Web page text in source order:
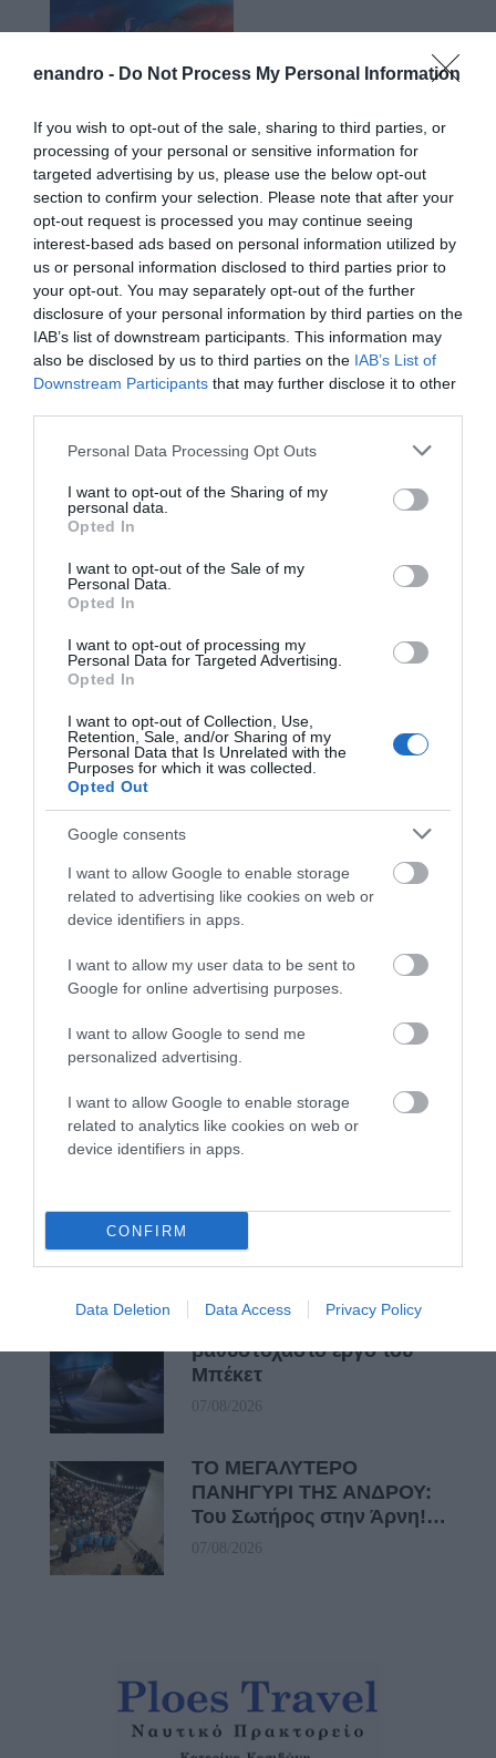
enandro - Do Not Process My Personal Information
If you wish to opt-out of the sale, sharing to third parties, or
processing of your personal or sensitive information for
targeted advertising by us, please use the below opt-out
section to confirm your selection. Please note that after your
opt-out request is processed you may continue seeing
interest-based ads based on personal information utilized by
us or personal information disclosed to third parties prior to
your opt-out. You may separately opt-out of the further
disclosure of your personal information by third parties on the
IAB’s list of downstream participants. This information may
also be disclosed by us to third parties on the IAB’s List of
Downstream Participants that may further disclose it to other
Please note that this website/app uses one or more Google
not limited to your visit or usage behaviour. You may click to
grant or deny consent to Google and its third-party tags to
use your data for below specified purposes in below Google
consent section.
Personal Data Processing Opt Outs
I want to opt-out of the Sharing of my
personal data.
Opted In
I want to opt-out of the Sale of my
Personal Data.
Opted In
I want to opt-out of processing my
Personal Data for Targeted Advertising.
Opted In
I want to opt-out of Collection, Use,
Retention, Sale, and/or Sharing of my
Personal Data that Is Unrelated with the
Purposes for which it was collected.
Opted Out
Google consents
I want to allow Google to enable storage
related to advertising like cookies on web or
device identifiers in apps.
I want to allow my user data to be sent to
Google for online advertising purposes.
I want to allow Google to send me
personalized advertising.
I want to allow Google to enable storage
related to analytics like cookies on web or
device identifiers in apps.
CONFIRM
Data Deletion Data Access Privacy Policy
Προτεινόμενα άρθρα
ΛΙΜΕΝΑΡΧΕΙΟ ΑΝΔΡΟΥ: Προσοχή από την Κυριακή
Γιατί οι Τούρκοι συρρέουν στα ελληνικά νησιά
ΕΚΔΗΛΩΣΕΙΣ ΤΩΝ ΗΜΕΡΩΝ: Παγοποιείο
Μαντζαβελάκη & Καΐρειος Βιβλιοθήκη
Μπέκετ
ευκαιρίες για να φανεί.
Πρόσφατα Άρθρα
ΛΙΜΕΝΑΡΧΕΙΟ ΑΝΔΡΟΥ:
Προσοχή από την Κυριακή
Γιατί οι Τούρκοι συρρέουν
στα ελληνικά νησιά
08/08/2026
ΗΜΕΡΩΝ: Παγοποιείο
Βιβλιοθήκη
βαθυστόχαστο έργο του
Μπέκετ
07/08/2026
ΤΟ ΜΕΓΑΛΥΤΕΡΟ
ΠΑΝΗΓΥΡΙ ΤΗΣ ΑΝΔΡΟΥ:
Του Σωτήρος στην Άρνη!…
07/08/2026